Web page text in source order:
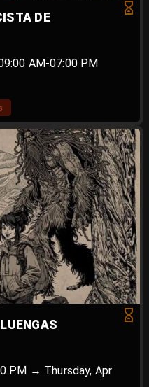
DE
AM-07:00 PM
PM → Thursday, Apr